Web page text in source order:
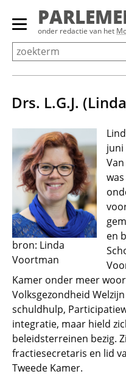
Overslaan
Primair
menu
tonen/verbergen
onder redactie van het
Drs. L.G.J.
bron: Linda
Voortman
juni
en
Kamer onder meer
Volksgezondheid
schuldhulp,
integratie, maar hield
beleidsterreinen bezig.
fractiesecretaris en lid
Tweede Kamer.